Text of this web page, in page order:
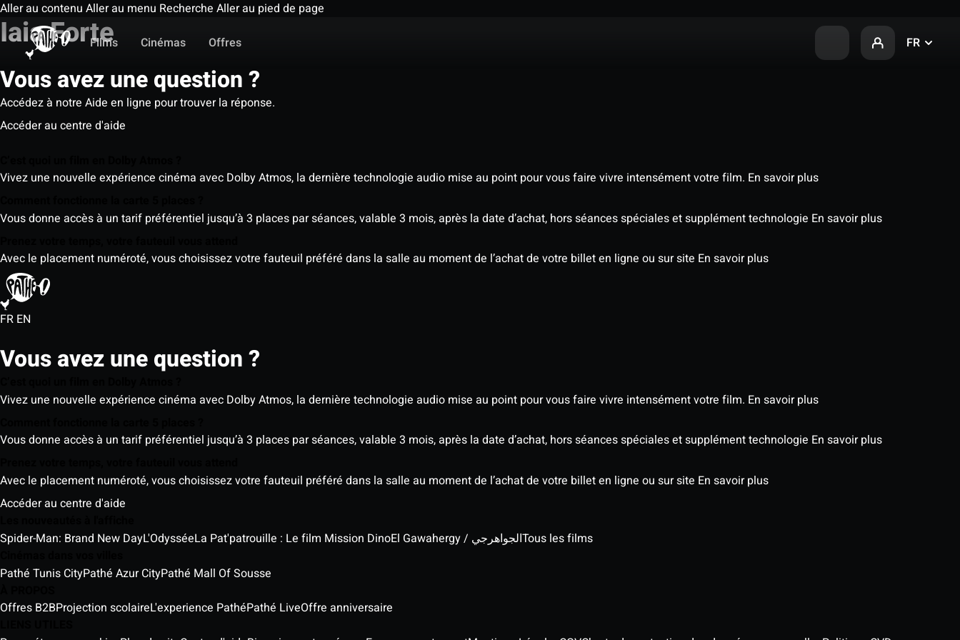
Aller au contenu Aller au menu Recherche Aller au pied de page
Films
Cinémas Offres FR
Iaia Forte
Vous avez une question ?
Accédez à notre Aide en ligne pour trouver la réponse.
Accéder au centre d'aide
Vivez une nouvelle expérience cinéma avec Dolby Atmos, la dernière technologie audio mise au point pour vous faire vivre intensément votre film. En savoir plus
Vous donne accès à un tarif préférentiel jusqu’à 3 places par séances, valable 3 mois, après la date d’achat, hors séances spéciales et supplément technologie En savoir plus
Avec le placement numéroté, vous choisissez votre fauteuil préféré dans la salle au moment de l’achat de votre billet en ligne ou sur site En savoir plus
FR EN
Vous avez une question ?
Vivez une nouvelle expérience cinéma avec Dolby Atmos, la dernière technologie audio mise au point pour vous faire vivre intensément votre film. En savoir plus
Vous donne accès à un tarif préférentiel jusqu’à 3 places par séances, valable 3 mois, après la date d’achat, hors séances spéciales et supplément technologie En savoir plus
Avec le placement numéroté, vous choisissez votre fauteuil préféré dans la salle au moment de l’achat de votre billet en ligne ou sur site En savoir plus
Accéder au centre d'aide
Spider-Man: Brand New DayL'OdysséeLa Pat'patrouille : Le film Mission Dino El Gawahergy / الجواهرجيTous les films
Pathé Tunis CityPathé Azur CityPathé Mall Of Sousse
Offres B2BProjection scolaireL'experience PathéPathé LiveOffre anniversaire